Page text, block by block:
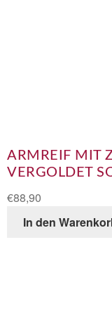
ARMREIF MIT
VERGOLDET
€88,90
In den